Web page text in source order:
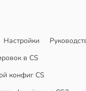
Настройки
в CS
конфиг CS